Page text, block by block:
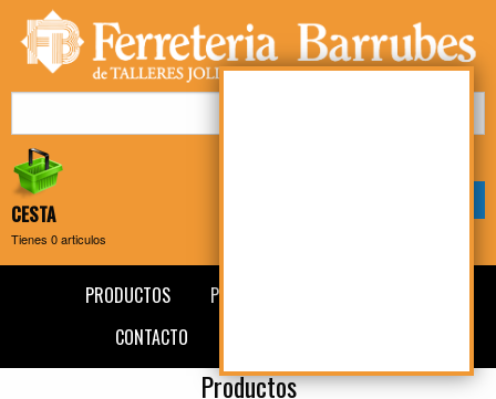
CESTA
Tienes 0articulos
PRODUCTOS PRESENTACIÓN
CONTACTO
Productos